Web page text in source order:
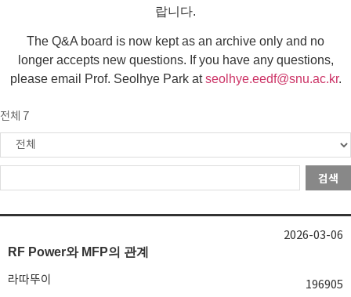
랍니다.
The Q&A board is now kept as an archive only and no
longer accepts new questions. If you have any questions,
please email Prof. Seolhye Park atseolhye.eedf@snu.ac.kr.
전체 7
검색
RF Power와 MFP의 관계
라따뚜이 196905
2026-03-06